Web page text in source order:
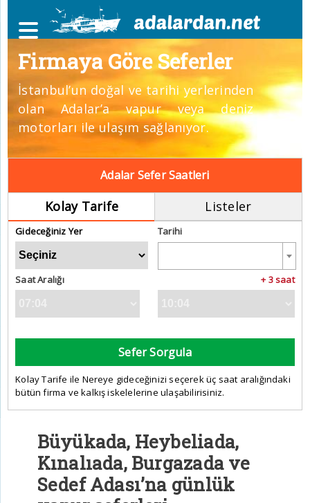
Firmaya Göre Seferler
İstanbul’un doğal ve tarihi yerlerinden
olan Adalar’a vapur veya deniz
motorları ile ulaşım sağlanıyor.
Adalar Sefer Saatleri
Kolay Tarife Listeler
Gideceğiniz Yer Tarihi
Saat Aralığı + 3 saat
Sefer Sorgula
Kolay Tarife ile Nereye gideceğinizi seçerek üç saat aralığındaki
bütün firma ve kalkış iskelelerine ulaşabilirisiniz.
Büyükada, Heybeliada,
Kınalıada, Burgazada ve
Sedef Adası’na günlük